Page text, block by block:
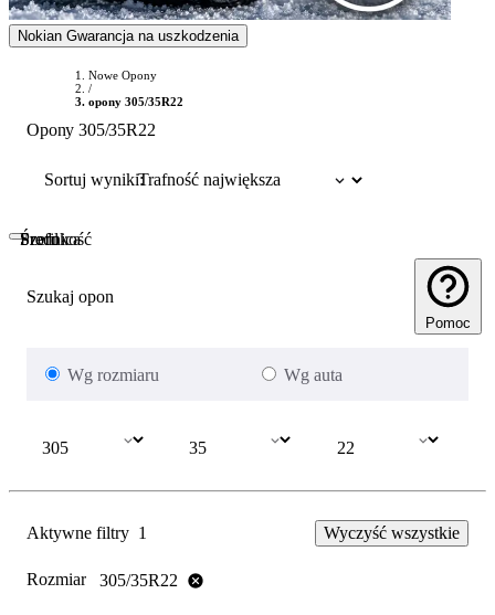
Nokian Gwarancja na uszkodzenia
Nowe Opony
/
opony 305/35R22
Opony 305/35R22
Sortuj wyniki:
Szukaj opon
Pomoc
Wg rozmiaru Wg auta
Szerokość
Profil
Średnica
Aktywne filtry 1 Wyczyść wszystkie
Rozmiar 305/35R22